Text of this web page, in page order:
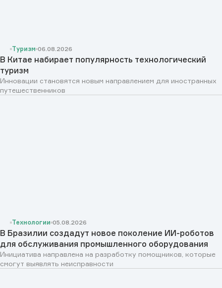
Туризм 06.08.2026
В Китае набирает популярность технологический
туризм
Инновации становятся новым направлением для иностранных
путешественников
Технологии 05.08.2026
В Бразилии создадут новое поколение ИИ-роботов
для обслуживания промышленного оборудования
Инициатива направлена на разработку помощников, которые
смогут выявлять неисправности